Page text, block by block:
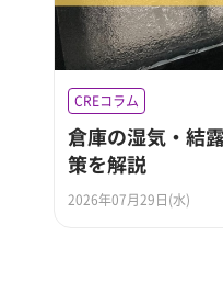
CREコラム
倉庫の湿気・結
策を解説
2026年07月29日(水)